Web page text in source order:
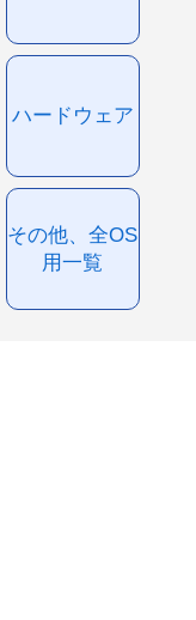
ハードウェア
その他、全OS
用一覧